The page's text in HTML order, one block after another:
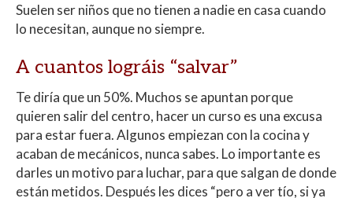
Suelen ser niños que no tienen a nadie en casa cuando
lo necesitan, aunque no siempre.
A cuantos lográis “salvar”
Te diría que un 50%. Muchos se apuntan porque
quieren salir del centro, hacer un curso es una excusa
para estar fuera. Algunos empiezan con la cocina y
acaban de mecánicos, nunca sabes. Lo importante es
darles un motivo para luchar, para que salgan de donde
están metidos. Después les dices “pero a ver tío, si ya